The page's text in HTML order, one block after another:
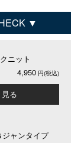
ニット
4,950
る
ジャンタイプ